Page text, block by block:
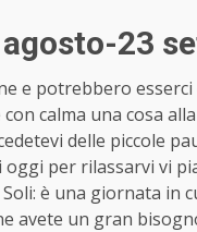
23
e potrebbero
calma una cosa
delle piccole
per rilassarvi vi
è una giornata in
avete un gran